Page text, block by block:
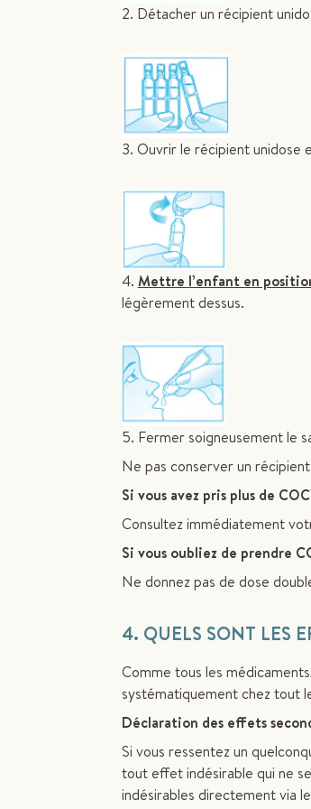
2. Détacher un récipient
3. Ouvrir le récipient unidose
4. Mettre l’enfant en
légèrement dessus.
5. Fermer soigneusement le
Ne pas conserver un
Si vous avez pris plus de
Consultez immédiatement
Si vous oubliez de prendre
Ne donnez pas de dose
4. QUELS SONT LES
Comme tous les
systématiquement chez tout
Déclaration des effets
Si vous ressentez un
tout effet indésirable qui ne
indésirables directement via